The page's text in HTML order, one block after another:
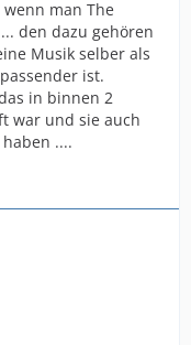
man The
den dazu gehören
Musik selber als
ist.
in binnen 2
war und sie auch
....